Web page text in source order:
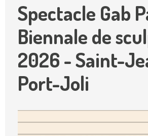
Spectacle Gab
Biennale de
2026 - Saint-
Port-Joli